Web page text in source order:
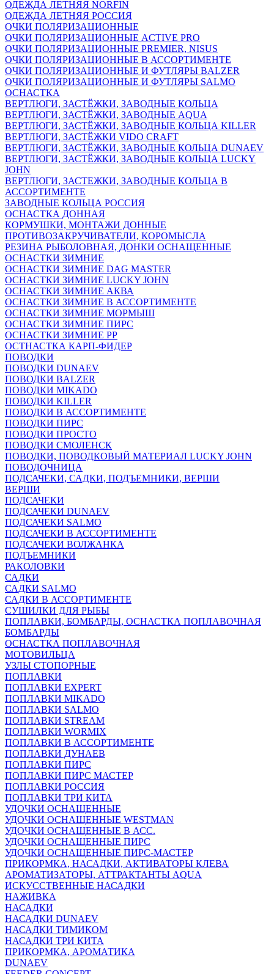
ОДЕЖДА ЛЕТНЯЯ NORFIN
ОДЕЖДА ЛЕТНЯЯ РОССИЯ
ОЧКИ ПОЛЯРИЗАЦИОННЫЕ
ОЧКИ ПОЛЯРИЗАЦИОННЫЕ ACTIVE PRO
ОЧКИ ПОЛЯРИЗАЦИОННЫЕ PREMIER, NISUS
ОЧКИ ПОЛЯРИЗАЦИОННЫЕ В АССОРТИМЕНТЕ
ОЧКИ ПОЛЯРИЗАЦИОННЫЕ И ФУТЛЯРЫ BALZER
ОЧКИ ПОЛЯРИЗАЦИОННЫЕ И ФУТЛЯРЫ SALMO
ОСНАСТКА
ВЕРТЛЮГИ, ЗАСТЁЖКИ, ЗАВОДНЫЕ КОЛЬЦА
ВЕРТЛЮГИ, ЗАСТЁЖКИ, ЗАВОДНЫЕ AQUA
ВЕРТЛЮГИ, ЗАСТЁЖКИ, ЗАВОДНЫЕ КОЛЬЦА KILLER
ВЕРТЛЮГИ, ЗАСТЁЖКИ VIDO CRAFT
ВЕРТЛЮГИ, ЗАСТЁЖКИ, ЗАВОДНЫЕ КОЛЬЦА DUNAEV
ВЕРТЛЮГИ, ЗАСТЁЖКИ, ЗАВОДНЫЕ КОЛЬЦА LUCKY
JOHN
ВЕРТЛЮГИ, ЗАСТЕЖКИ, ЗАВОДНЫЕ КОЛЬЦА В
АССОРТИМЕНТЕ
ЗАВОДНЫЕ КОЛЬЦА РОССИЯ
ОСНАСТКА ДОННАЯ
КОРМУШКИ, МОНТАЖИ ДОННЫЕ
ПРОТИВОЗАКРУЧИВАТЕЛИ, КОРОМЫСЛА
РЕЗИНА РЫБОЛОВНАЯ, ДОНКИ ОСНАЩЕННЫЕ
ОСНАСТКИ ЗИМНИЕ
ОСНАСТКИ ЗИМНИЕ DAG MASTER
ОСНАСТКИ ЗИМНИЕ LUCKY JOHN
ОСНАСТКИ ЗИМНИЕ АКВА
ОСНАСТКИ ЗИМНИЕ В АССОРТИМЕНТЕ
ОСНАСТКИ ЗИМНИЕ МОРМЫШ
ОСНАСТКИ ЗИМНИЕ ПИРС
ОСНАСТКИ ЗИМНИЕ РР
ОСТНАСТКА КАРП-ФИДЕР
ПОВОДКИ
ПОВОДКИ DUNAEV
ПОВОДКИ BALZER
ПОВОДКИ MIKADO
ПОВОДКИ KILLER
ПОВОДКИ В АССОРТИМЕНТЕ
ПОВОДКИ ПИРС
ПОВОДКИ ПРОСТО
ПОВОДКИ СМОЛЕНСК
ПОВОДКИ, ПОВОДКОВЫЙ МАТЕРИАЛ LUCKY JOHN
ПОВОДОЧНИЦА
ПОДСАЧЕКИ, САДКИ, ПОДЪЕМНИКИ, ВЕРШИ
ВЕРШИ
ПОДСАЧЕКИ
ПОДСАЧЕКИ DUNAEV
ПОДСАЧЕКИ SALMO
ПОДСАЧЕКИ В АССОРТИМЕНТЕ
ПОДСАЧЕКИ ВОЛЖАНКА
ПОДЪЕМНИКИ
РАКОЛОВКИ
САДКИ
САДКИ SALMO
САДКИ В АССОРТИМЕНТЕ
СУШИЛКИ ДЛЯ РЫБЫ
ПОПЛАВКИ, БОМБАРДЫ, ОСНАСТКА ПОПЛАВОЧНАЯ
БОМБАРДЫ
ОСНАСТКА ПОПЛАВОЧНАЯ
МОТОВИЛЬЦА
УЗЛЫ СТОПОРНЫЕ
ПОПЛАВКИ
ПОПЛАВКИ EXPERT
ПОПЛАВКИ MIKADO
ПОПЛАВКИ SALMO
ПОПЛАВКИ STREAM
ПОПЛАВКИ WORMIX
ПОПЛАВКИ В АССОРТИМЕНТЕ
ПОПЛАВКИ ДУНАЕВ
ПОПЛАВКИ ПИРС
ПОПЛАВКИ ПИРС МАСТЕР
ПОПЛАВКИ РОССИЯ
ПОПЛАВКИ ТРИ КИТА
УДОЧКИ ОСНАЩЕННЫЕ
УДОЧКИ ОСНАЩЕННЫЕ WESTMAN
УДОЧКИ ОСНАЩЕННЫЕ В АСС.
УДОЧКИ ОСНАЩЕННЫЕ ПИРС
УДОЧКИ ОСНАЩЕННЫЕ ПИРС-МАСТЕР
ПРИКОРМКА, НАСАДКИ, АКТИВАТОРЫ КЛЕВА
АРОМАТИЗАТОРЫ, АТТРАКТАНТЫ AQUA
ИСКУССТВЕННЫЕ НАСАДКИ
НАЖИВКА
НАСАДКИ
НАСАДКИ DUNAEV
НАСАДКИ ТИМИКОМ
НАСАДКИ ТРИ КИТА
ПРИКОРМКА, АРОМАТИКА
DUNAEV